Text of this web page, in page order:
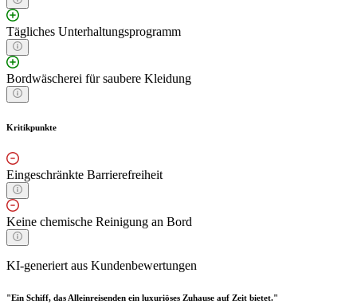
Tägliches Unterhaltungsprogramm
Bordwäscherei für saubere Kleidung
Kritikpunkte
Eingeschränkte Barrierefreiheit
Keine chemische Reinigung an Bord
KI-generiert aus Kundenbewertungen
"Ein Schiff, das Alleinreisenden ein luxuriöses Zuhause auf Zeit bietet."